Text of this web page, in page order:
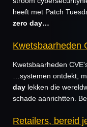
heeft met Patch
zero day…
Kwetsbaarheden
Kwetsbaarheden
…systemen ontdekt,
day lekken die
schade aanrichtten.
Retailers, bereid